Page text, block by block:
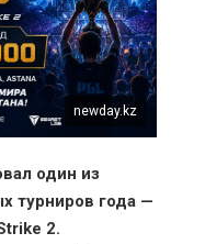
newday.kz
один из
турниров года —
2.